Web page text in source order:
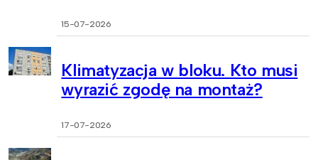
15-07-2026
Klimatyzacja w bloku. Kto musi
wyrazić zgodę na montaż?
17-07-2026